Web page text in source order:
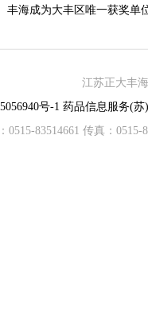
丰海成为大丰区唯一获奖单
江苏正大丰
号-1 药品信息服务(苏
0515-83514661 传真：